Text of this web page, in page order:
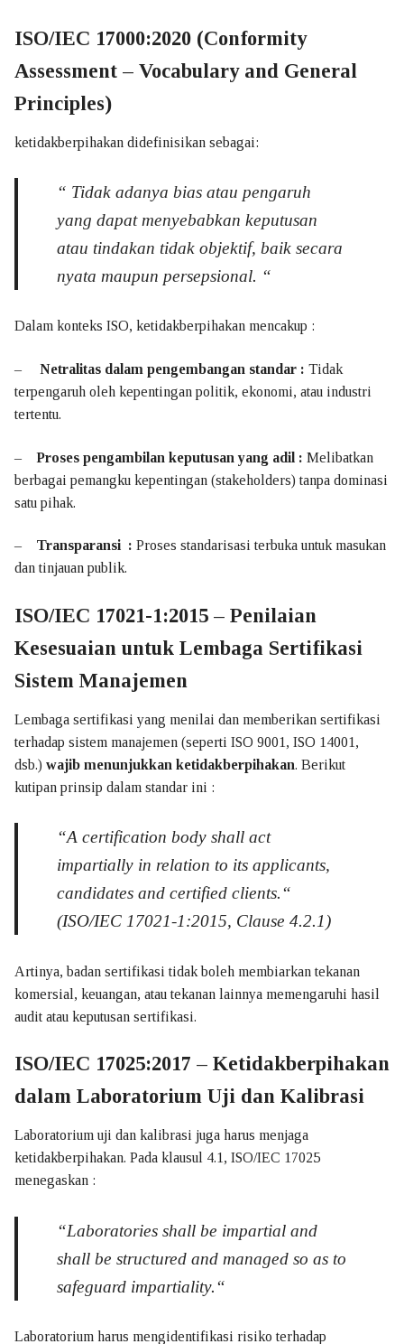
ISO 37001:2016
ISO 45001:2018
Klien ISO
Klien PPIU – Akreditasi PPIU
Hubungi Kami
Berita
ISO/IEC 17000:2020 (Conformity
Assessment – Vocabulary and General
Principles)
ketidakberpihakan didefinisikan sebagai:
“ Tidak adanya bias atau pengaruh
yang dapat menyebabkan keputusan
atau tindakan tidak objektif, baik secara
nyata maupun persepsional. “
Dalam konteks ISO, ketidakberpihakan mencakup :
– Netralitas dalam pengembangan standar : Tidak
terpengaruh oleh kepentingan politik, ekonomi, atau industri
tertentu.
– Proses pengambilan keputusan yang adil : Melibatkan
berbagai pemangku kepentingan (stakeholders) tanpa dominasi
satu pihak.
– Transparansi : Proses standarisasi terbuka untuk masukan
dan tinjauan publik.
ISO/IEC 17021-1:2015 – Penilaian
Kesesuaian untuk Lembaga Sertifikasi
Sistem Manajemen
Lembaga sertifikasi yang menilai dan memberikan sertifikasi
terhadap sistem manajemen (seperti ISO 9001, ISO 14001,
dsb.) wajib menunjukkan ketidakberpihakan. Berikut
kutipan prinsip dalam standar ini :
“A certification body shall act
impartially in relation to its applicants,
candidates and certified clients.“
(ISO/IEC 17021-1:2015, Clause 4.2.1)
Artinya, badan sertifikasi tidak boleh membiarkan tekanan
komersial, keuangan, atau tekanan lainnya memengaruhi hasil
audit atau keputusan sertifikasi.
ISO/IEC 17025:2017 – Ketidakberpihakan
dalam Laboratorium Uji dan Kalibrasi
Laboratorium uji dan kalibrasi juga harus menjaga
ketidakberpihakan. Pada klausul 4.1, ISO/IEC 17025
menegaskan :
“Laboratories shall be impartial and
shall be structured and managed so as to
safeguard impartiality.“
Laboratorium harus mengidentifikasi risiko terhadap